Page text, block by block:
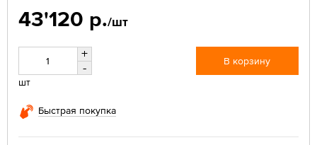
43'120 р./шт
+
-
шт
В корзину
Быстрая покупка